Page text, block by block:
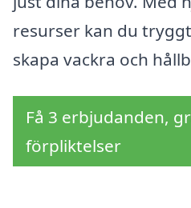
resurser kan du
skapa vackra och
Få 3 erbjudanden,
förpliktelser